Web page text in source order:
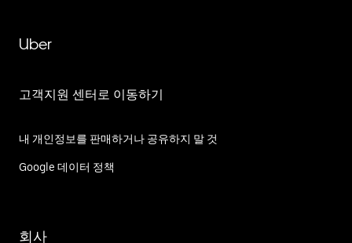
Uber
고객지원 센터로 이동하기
내 개인정보를 판매하거나 공유하지 말 것
Google 데이터 정책
회사